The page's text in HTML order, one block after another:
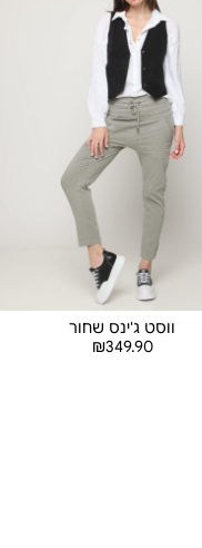
ווסט ג'ינס שחור
₪349.90